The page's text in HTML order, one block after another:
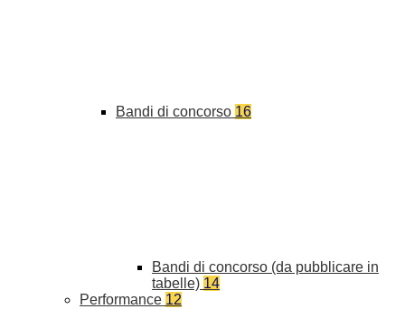
Bandi di concorso 16
Bandi di concorso (da pubblicare in
tabelle) 14
Performance 12